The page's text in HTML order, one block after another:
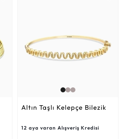
Altın Taşlı Kelepçe Bilezik
12 aya varan Alışveriş Kredisi